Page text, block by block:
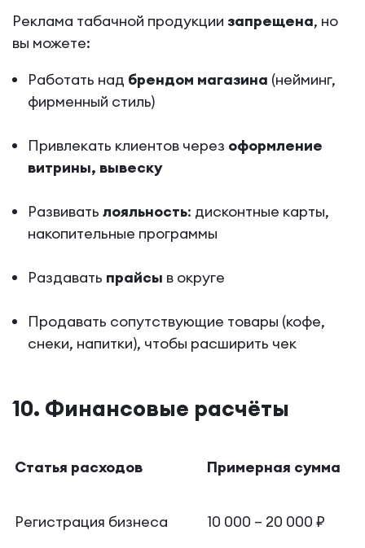
Реклама табачной продукции запрещена, но
вы можете:
Работать над брендом магазина (нейминг,
фирменный стиль)
Привлекать клиентов через оформление
витрины, вывеску
Развивать лояльность: дисконтные карты,
накопительные программы
Раздавать прайсы в округе
Продавать сопутствующие товары (кофе,
снеки, напитки), чтобы расширить чек
10. Финансовые расчёты
Статья расходов Примерная сумма
Регистрация бизнеса 10 000 – 20 000 ₽